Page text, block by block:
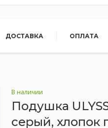
ДОСТАВКА ОПЛАТА
В наличии
Подушка
серый, хлопок